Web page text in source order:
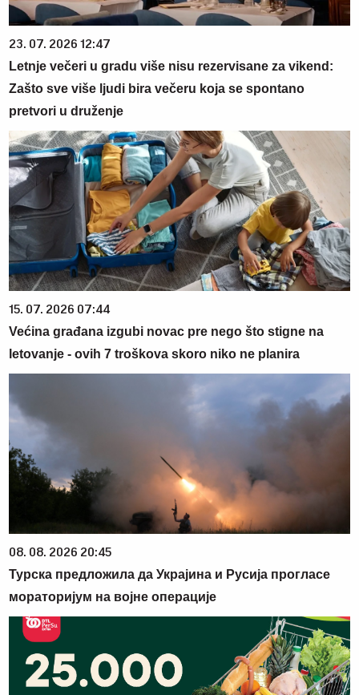
23. 07. 2026 12:47
Letnje večeri u gradu više nisu rezervisane za vikend:
Zašto sve više ljudi bira večeru koja se spontano
pretvori u druženje
15. 07. 2026 07:44
Većina građana izgubi novac pre nego što stigne na
letovanje - ovih 7 troškova skoro niko ne planira
08. 08. 2026 20:45
Турска предложила да Украјина и Русија прогласе
мораторијум на војне операције